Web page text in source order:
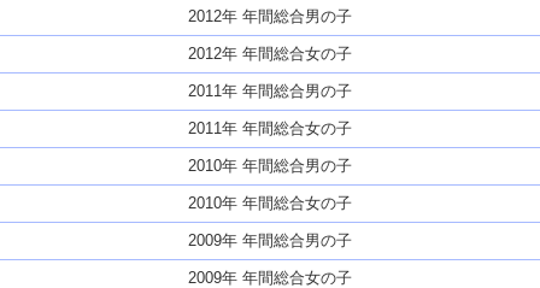
2012年 年間総合男の子
2012年 年間総合女の子
2011年 年間総合男の子
2011年 年間総合女の子
2010年 年間総合男の子
2010年 年間総合女の子
2009年 年間総合男の子
2009年 年間総合女の子